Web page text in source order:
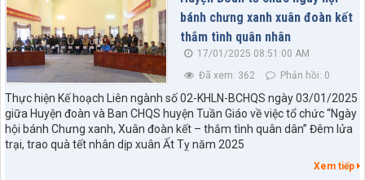
bánh chưng xanh xuân đoàn kết
thắm tình quân nhân
17/01/2025 08:51:00 AM
Đã xem: 362
Phản hồi: 0
Thực hiện Kế hoạch Liên ngành số 02-KHLN-BCHQS ngày 03/01/2025
giữa Huyện đoàn và Ban CHQS huyện Tuần Giáo về việc tổ chức “Ngày
hội bánh Chưng xanh, Xuân đoàn kết – thắm tình quân dân” Đêm lửa
trại, trao quà tết nhân dịp xuân Ất Tỵ năm 2025
Xem tiếp